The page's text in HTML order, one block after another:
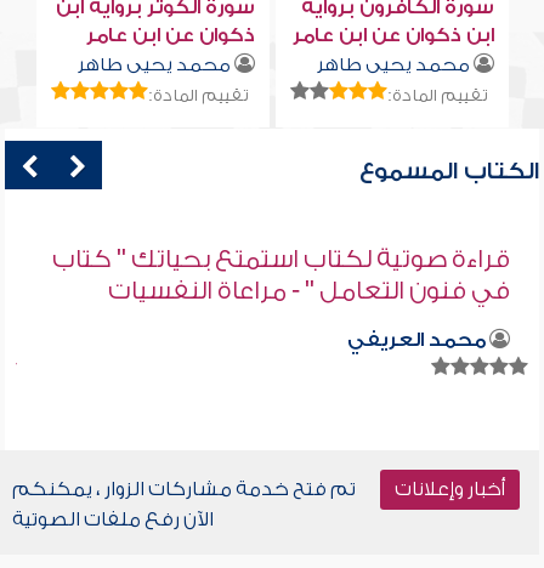
سورة الكافرون برواية
ابن ذكوان عن ابن عامر
محمد يحيى طاهر
تقييم المادة:
سورة الكوثر برواية ابن
ذكوان عن ابن عامر
محمد يحيى طاهر
تقييم المادة:
الكتاب المسموع
قراءة صوتية لكتاب استمتع بحياتك " كتاب
في فنون التعامل " - مراعاة النفسيات
محمد العريفي
أخبار وإعلانات
تم فتح خدمة مشاركات الزوار ، يمكنكم
الآن رفع ملفات الصوتية